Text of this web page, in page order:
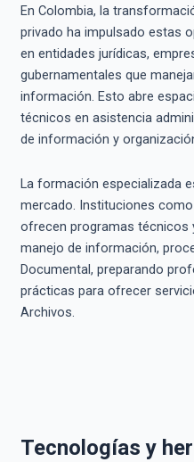
En Colombia, la
privado ha impulsado estas
en entidades jurídicas,
gubernamentales que
información. Esto abre
técnicos en asistencia
de información y
La formación especializada
mercado. Instituciones
ofrecen programas técnicos
manejo de información,
Documental, preparando
prácticas para ofrecer
Archivos.
Tecnologías y